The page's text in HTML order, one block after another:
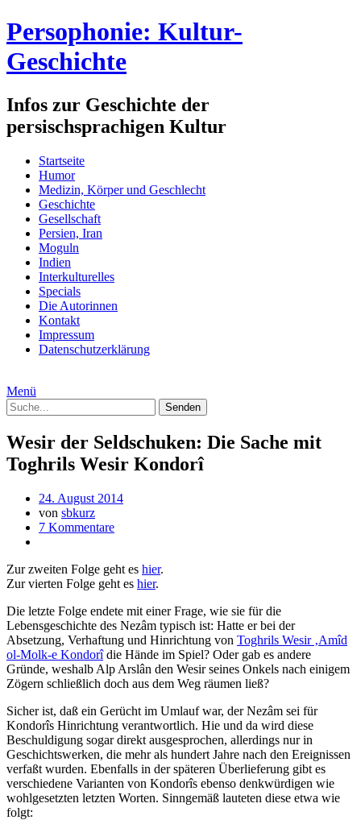
Persophonie: Kultur-
Geschichte
Infos zur Geschichte der
persischsprachigen Kultur
Startseite
Humor
Medizin, Körper und Geschlecht
Geschichte
Gesellschaft
Persien, Iran
Moguln
Indien
Interkulturelles
Specials
Die Autorinnen
Kontakt
Impressum
Datenschutzerklärung
Menü
Wesir der Seldschuken: Die Sache mit
Toghrils Wesir Kondorî
24. August 2014
von sbkurz
7 Kommentare
Zur zweiten Folge geht es hier.
Zur vierten Folge geht es hier.
Die letzte Folge endete mit einer Frage, wie sie für die
Lebensgeschichte des Nezâm typisch ist: Hatte er bei der
Absetzung, Verhaftung und Hinrichtung von Toghrils Wesir ‚Amîd
ol-Molk-e Kondorîdie Hände im Spiel? Oder gab es andere
Gründe, weshalb Alp Arslân den Wesir seines Onkels nach einigem
Zögern schließlich doch aus dem Weg räumen ließ?
Sicher ist, daß ein Gerücht im Umlauf war, der Nezâm sei für
Kondorîs Hinrichtung verantwortlich. Hie und da wird diese
Beschuldigung sogar direkt ausgesprochen, allerdings nur in
Geschichtswerken, die mehr als hundert Jahre nach den Ereignissen
verfaßt wurden. Ebenfalls in der späteren Überlieferung gibt es
verschiedene Varianten von Kondorîs ebenso denkwürdigen wie
wohlgesetzten letzten Worten. Sinngemäß lauteten diese etwa wie
folgt: